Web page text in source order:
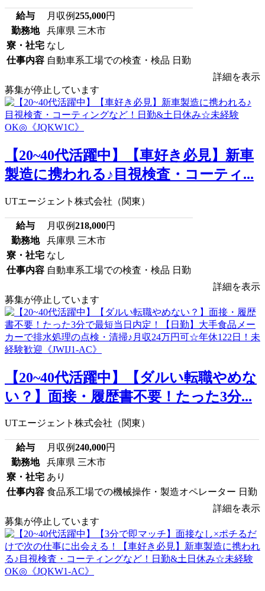
給与 月収例255,000円
勤務地
兵庫県 三木市
寮・社宅 なし
仕事内容 自動車系工場での検査・検品 日勤
詳細を表示
募集が停止しています
【20~40代活躍中】【車好き必見】新車
製造に携われる♪目視検査・コーティ...
UTエージェント株式会社（関東）
給与 月収例218,000円
勤務地
兵庫県 三木市
寮・社宅 なし
仕事内容 自動車系工場での検査・検品 日勤
詳細を表示
募集が停止しています
【20~40代活躍中】【ダルい転職やめな
い？】面接・履歴書不要！たった3分...
UTエージェント株式会社（関東）
給与 月収例240,000円
勤務地
兵庫県 三木市
寮・社宅 あり
仕事内容 食品系工場での機械操作・製造オペレーター 日勤
詳細を表示
募集が停止しています